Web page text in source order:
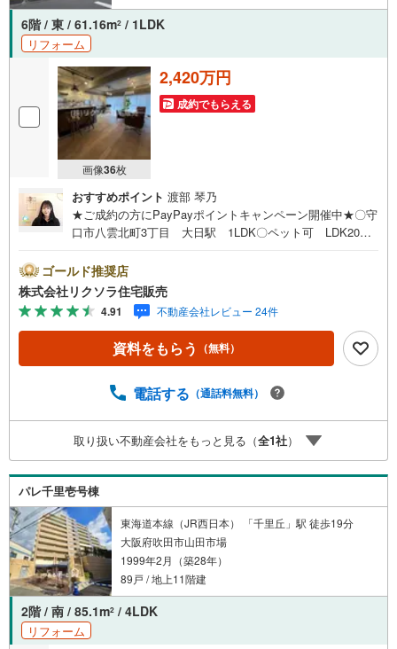
6階 / 東 / 61.16m2 / 1LDK
リフォーム
画像36枚
2,420万円
成約でもらえる
おすすめポイント 渡部 琴乃
★ご成約の方にPayPayポイントキャンペーン開催中★〇守
口市八雲北町3丁目 大日駅 1LDK〇ペット可 LDK20帖
～20:00 ■即日案内可能！※当日・翌日のご案内はお電話
でのお問合せがスムーズ■定休日 毎週水曜日◇弊社ホーム
ページよりLINEでのお問合せも好評！◇不動産情報サイト
未掲載物件、弊社ホームページに多数掲載！◇学校区物件
検索も充実！ご希望の学校区での物件探しに便利！「リク
ソラ住宅販売」で検索！是非ご覧ください他の気になる物
可能リフォームやリノベーションの事もあわせてご相談下
件にベストな住宅ローン商品のご提案〇住宅ローンの金利
や優遇率、審査基準などを詳しくご説明〇住宅ローンとリ
フォームローンの一体型商品もご提案〇仕事や収入・現在
過去の借入による住宅ローンへの問題解決是非ともお問合
せ下さい
ゴールド推奨店
株式会社リクソラ住宅販売
4.91 不動産会社レビュー 24件
資料をもらう （無料）
電話する （通話料無料）
取り扱い不動産会社をもっと見る（全1社）
パレ千里壱号棟
東海道本線（JR西日本） 「千里丘」駅 徒歩19分
大阪府吹田市山田市場
1999年2月（築28年）
89戸 / 地上11階建
2階 / 南 / 85.1m2 / 4LDK
リフォーム